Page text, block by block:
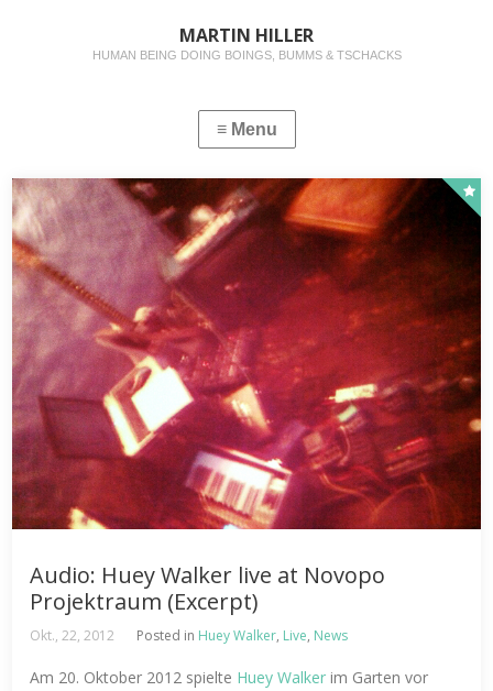
MARTIN HILLER
HUMAN BEING DOING BOINGS, BUMMS & TSCHACKS
Audio: Huey Walker live at Novopo
Projektraum (Excerpt)
Okt., 22, 2012 Posted in Huey Walker, Live, News
Am 20. Oktober 2012 spielte Huey Walker im Garten vor